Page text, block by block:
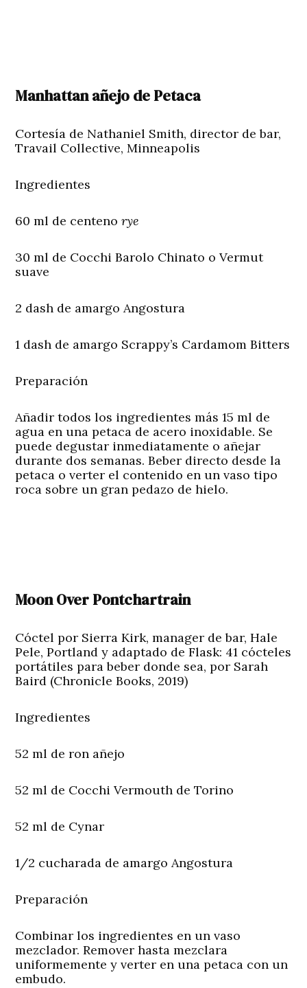
Manhattan añejo de Petaca
Cortesía de Nathaniel Smith, director de bar,
Travail Collective, Minneapolis
Ingredientes
60 ml de centenorye
30 ml de Cocchi Barolo Chinato o Vermut
suave
2 dash de amargo Angostura
1 dash de amargo Scrappy’s Cardamom Bitters
Preparación
Añadir todos los ingredientes más 15 ml de
agua en una petaca de acero inoxidable. Se
puede degustar inmediatamente o añejar
durante dos semanas. Beber directo desde la
petaca o verter el contenido en un vaso tipo
roca sobre un gran pedazo de hielo.
Moon Over Pontchartrain
Cóctel por Sierra Kirk, manager de bar, Hale
Pele, Portland y adaptado de Flask: 41 cócteles
portátiles para beber donde sea, por Sarah
Baird (Chronicle Books, 2019)
Ingredientes
52 ml de ron añejo
52 ml de Cocchi Vermouth de Torino
52 ml de Cynar
1/2 cucharada de amargo Angostura
Preparación
Combinar los ingredientes en un vaso
mezclador. Remover hasta mezclara
uniformemente y verter en una petaca con un
embudo.